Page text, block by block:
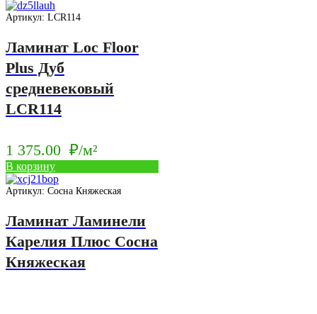
Артикул: LCR114
Ламинат Loc Floor
Plus Дуб
средневековый
LCR114
1 375.00 ₽/м²
В корзину
Артикул: Сосна Княжеская
Ламинат Ламинели
Карелия Плюс Сосна
Княжеская